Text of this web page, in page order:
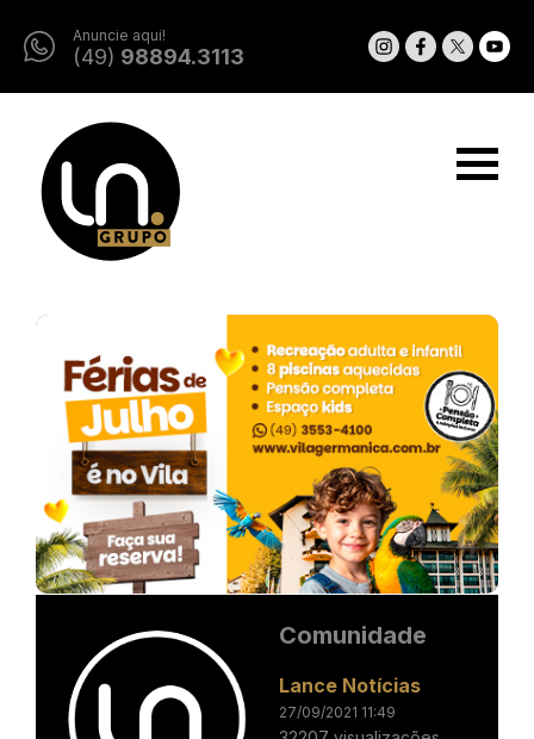
Anuncie aqui!
(49) 98894.3113
Comunidade
Lance Notícias
27/09/2021 11:49